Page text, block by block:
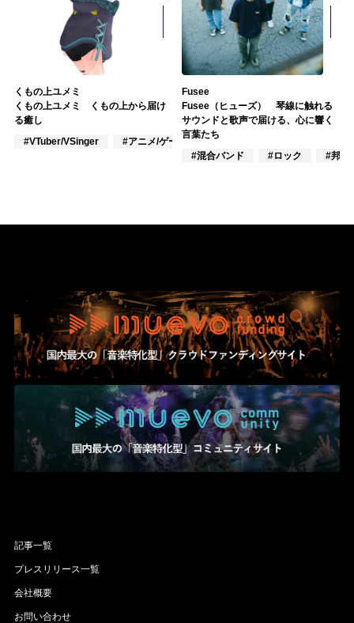
くもの上ユメミ
くもの上ユメミ くもの上から届け
る癒し
#VTuber/VSinger
#アニメ/ゲーム
Fusee
Fusee（ヒューズ） 琴線に触れる
サウンドと歌声で届ける、心に響く
言葉たち
#混合バンド
#ロック #邦ロ
記事一覧
プレスリリース一覧
会社概要
お問い合わせ